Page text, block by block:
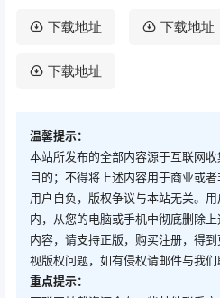
下载地址 下载地址
下载地址
温馨提示：
本站所发布的全部内容源于互联网
目的；不得将上述内容用于商业或
用户自负，版权争议与本站无关。
内，从您的电脑或手机中彻底删除
内容，请支持正版，购买注册，得
视版权问题，如有侵权请邮件与我们
重点提示：